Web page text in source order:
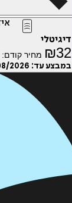
דיגיטלי
₪32 מחיר קודם:
במבצע עד: 2026